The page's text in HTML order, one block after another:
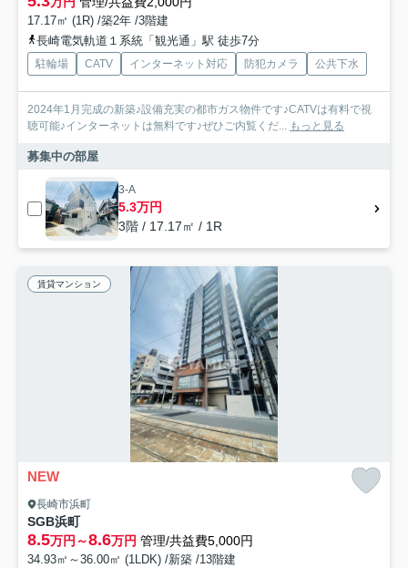
17.17㎡ (1R) /築2年 /3階建
長崎電気軌道１系統「観光通」駅 徒歩7分
駐輪場 CATV インターネット対応 防犯カメラ 公共下水
2024年1月完成の新築♪設備充実の都市ガス物件です♪CATVは有料で視
聴可能♪インターネットは無料です♪ぜひご内覧くだ... もっと見る
募集中の部屋
3-A
5.3万円
3階 / 17.17㎡ / 1R
賃貸マンション
NEW
長崎市浜町
SGB浜町
8.5万円～8.6万円 管理/共益費5,000円
34.93㎡～36.00㎡ (1LDK) /新築 /13階建